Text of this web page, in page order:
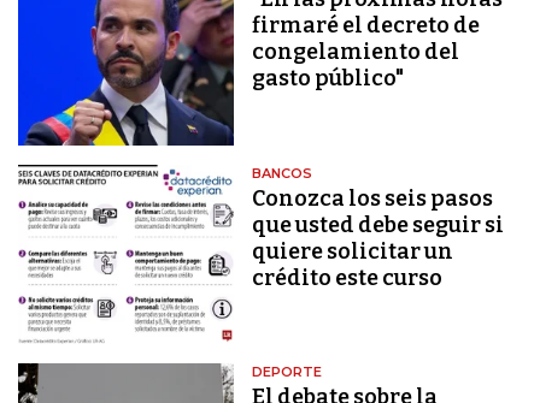
firmaré el decreto de
congelamiento del
gasto público"
BANCOS
Conozca los seis pasos
que usted debe seguir si
quiere solicitar un
crédito este curso
DEPORTE
El debate sobre la